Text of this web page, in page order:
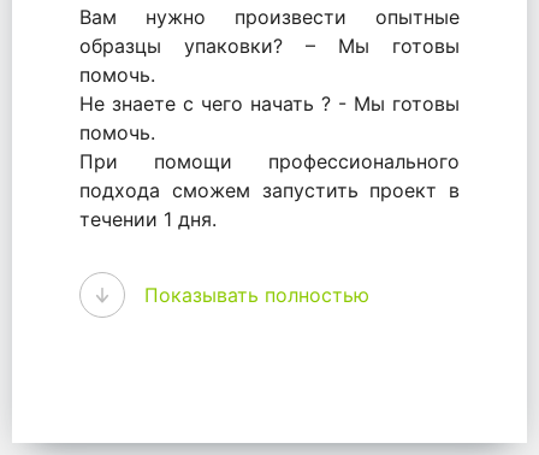
Вам нужно произвести опытные
образцы упаковки? – Мы готовы
помочь.
Не знаете с чего начать ? - Мы готовы
помочь.
При помощи профессионального
подхода сможем запустить проект в
течении 1 дня.
WhitePack - перерабатываем пластик.
Мы принимали самое активное
участие в становлении этого рынка в
упаковке, и сегодня мы перешли в
Показывать полностью